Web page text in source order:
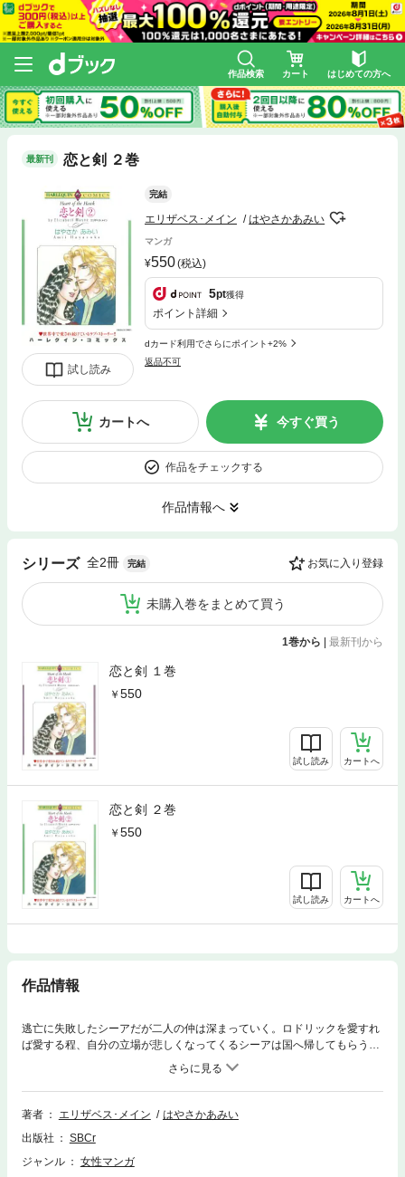
作品検索 カート はじめての方へ
最新刊 恋と剣 ２巻
試し読み
完結
エリザベス･メイン はやさかあみい
マンガ
550(税込)
5pt獲得
ポイント詳細
dカード利用でさらにポイント+2%
返品不可
カートへ 今すぐ買う
作品をチェックする
作品情報へ
シリーズ 全2冊 完結 お気に入り登録
未購入巻をまとめて買う
1巻から | 最新刊から
恋と剣 １巻
550
試し読み カートへ
恋と剣 ２巻
550
試し読み カートへ
作品情報
逃亡に失敗したシーアだが二人の仲は深まっていく。ロドリックを愛すれ
ば愛する程、自分の立場が悲しくなってくるシーアは国へ帰してもらうこ
とを決心した。国へ戻ったシーアとまるで運命のように再会するロドリッ
ク。シーアは彼の子供を妊娠していた。さらに、シーアがベラミー卿の娘
であったことが判明し!?
著者
エリザベス･メイン
はやさかあみい
出版社
SBCr
ジャンル
女性マンガ